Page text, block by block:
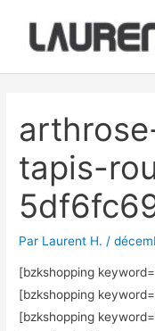
contenu
tapis-
Par Laurent H. /
[bzkshopping
[bzkshopping
[bzkshopping
articles